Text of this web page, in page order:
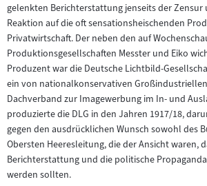
gelenkten Berichterstattung jenseits der Zensur
Reaktion auf die oft sensationsheischenden
Privatwirtschaft. Der neben den auf
Produktionsgesellschaften Messter und Eiko
Produzent war die Deutsche Lichtbild-
ein von nationalkonservativen
Dachverband zur Imagewerbung im In- und
produzierte die DLG in den Jahren 1917/18,
gegen den ausdrücklichen Wunsch sowohl des
Obersten Heeresleitung, die der Ansicht waren,
Berichterstattung und die politische
werden sollten.